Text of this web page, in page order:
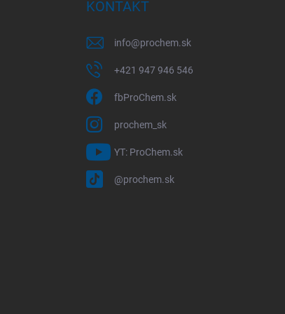
KONTAKT
info@prochem.sk
+421 947 946 546
fbProChem.sk
prochem_sk
YT: ProChem.sk
@prochem.sk